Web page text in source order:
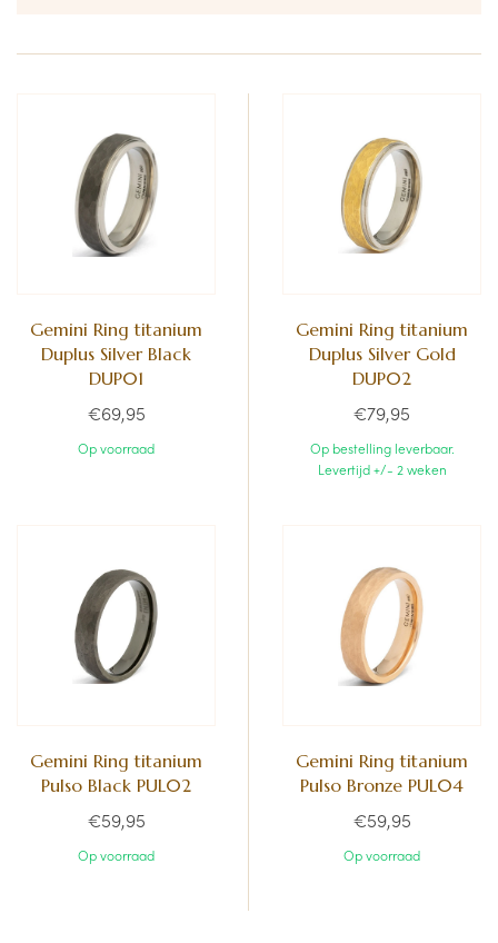
Gemini Ring titanium
Duplus Silver Black
DUP01
€69,95
Op voorraad
Gemini Ring titanium
Duplus Silver Gold
DUP02
€79,95
Op bestelling leverbaar.
Levertijd +/- 2 weken
Gemini Ring titanium
Pulso Black PUL02
€59,95
Op voorraad
Gemini Ring titanium
Pulso Bronze PUL04
€59,95
Op voorraad